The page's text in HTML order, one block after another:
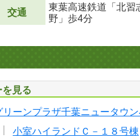
交通
東葉高速鉄道「北習
野」歩4分
見る
リーンプラザ千葉ニュータウ
小室ハイランドＣ－１８号棟